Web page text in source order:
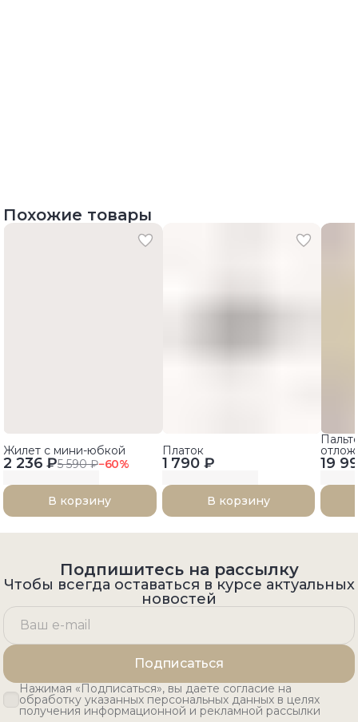
Похожие товары
2 236 ₽5 590 ₽−60%
Жилет с мини-юбкой
В корзину
1 790 ₽
Платок
В корзину
19
Подпишитесь на рассылку
Чтобы всегда оставаться в курсе актуальных
новостей
Подписаться
Нажимая «Подписаться», вы даете согласие на
обработку указанных персональных данных в целях
получения информационной и рекламной рассылки